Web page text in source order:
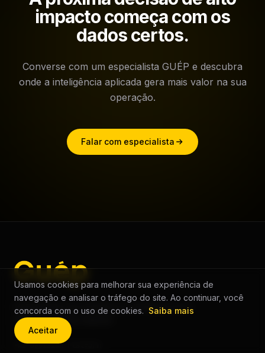
impacto começa com os
dados certos.
Converse com um especialista GUÉP e descubra
onde a inteligência aplicada gera mais valor na sua
operação.
Falar com especialista
Infraestrutura de inteligência estratégica para
decisões de alto impacto.
AI Decision Platform
Usamos cookies para melhorar sua experiência de
navegação e analisar o tráfego do site. Ao continuar, você
concorda com o uso de cookies. Saiba mais
Aceitar